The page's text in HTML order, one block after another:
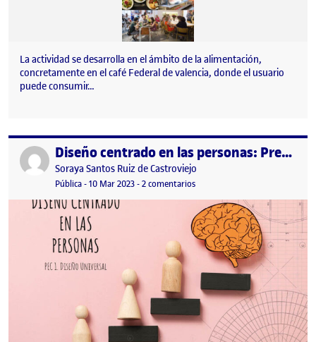
La actividad se desarrolla en el ámbito de la alimentación,
concretamente en el café Federal de valencia, donde el usuario
puede consumir…
Publicado por Diseño centrado en las personas: Presentación del espacio
Publicado por
Soraya Santos Ruiz de Castroviejo
Visibilidad:
Pública-Fecha de publicación
10 Mar 2023-2 comentariosen Diseño centrado en las